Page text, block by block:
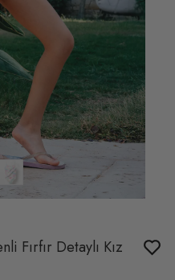
Fırfır Detaylı Kız